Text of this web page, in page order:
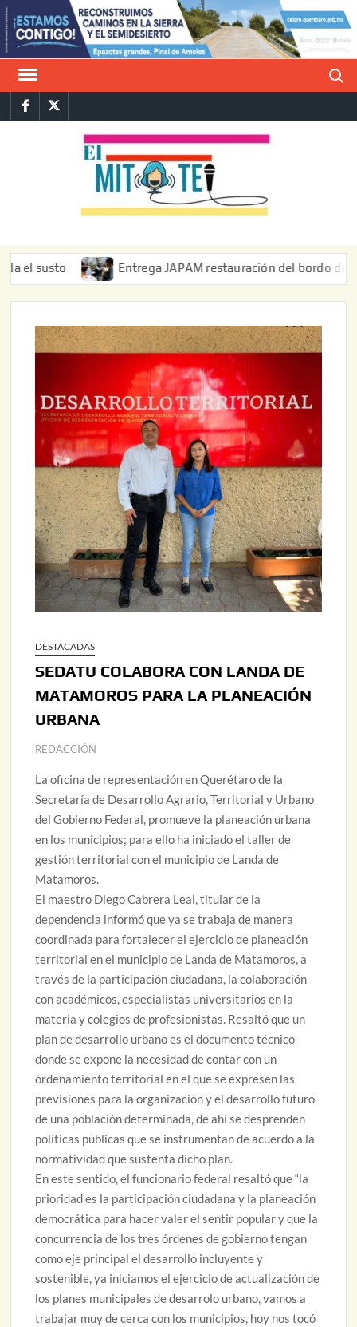
Saltar
al
contenido
FacebookTwitter
Entrega JAPAM restauración del bordo de
DESTACADAS
SEDATU COLABORA CON LANDA DE
MATAMOROS PARA LA PLANEACIÓN
URBANA
REDACCIÓN
La oficina de representación en Querétaro de la
Secretaría de Desarrollo Agrario, Territorial y Urbano
del Gobierno Federal, promueve la planeación urbana
en los municipios; para ello ha iniciado el taller de
gestión territorial con el municipio de Landa de
Matamoros.
El maestro Diego Cabrera Leal, titular de la
dependencia informó que ya se trabaja de manera
coordinada para fortalecer el ejercicio de planeación
territorial en el municipio de Landa de Matamoros, a
través de la participación ciudadana, la colaboración
con académicos, especialistas universitarios en la
materia y colegios de profesionistas. Resaltó que un
plan de desarrollo urbano es el documento técnico
donde se expone la necesidad de contar con un
ordenamiento territorial en el que se expresen las
previsiones para la organización y el desarrollo futuro
de una población determinada, de ahí se desprenden
políticas públicas que se instrumentan de acuerdo a la
normatividad que sustenta dicho plan.
En este sentido, el funcionario federal resaltó que “la
prioridad es la participación ciudadana y la planeación
democrática para hacer valer el sentir popular y que la
concurrencia de los tres órdenes de gobierno tengan
como eje principal el desarrollo incluyente y
sostenible, ya iniciamos el ejercicio de actualización de
los planes municipales de desarrolo urbano, vamos a
trabajar muy de cerca con los municipios, hoy nos tocó